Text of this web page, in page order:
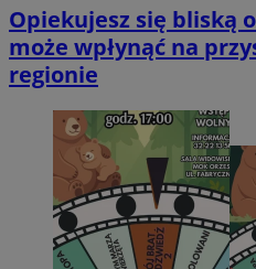
Opiekujesz się bliską
może wpłynąć na
regionie